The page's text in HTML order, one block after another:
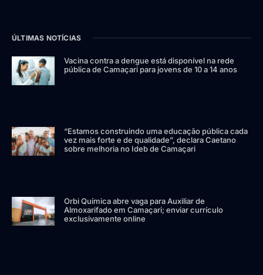
ÚLTIMAS NOTÍCIAS
Vacina contra a dengue está disponível na rede
pública de Camaçari para jovens de 10 a 14 anos
“Estamos construindo uma educação pública cada
vez mais forte e de qualidade”, declara Caetano
sobre melhoria no Ideb de Camaçari
Orbi Química abre vaga para Auxiliar de
Almoxarifado em Camaçari; enviar currículo
exclusivamente online